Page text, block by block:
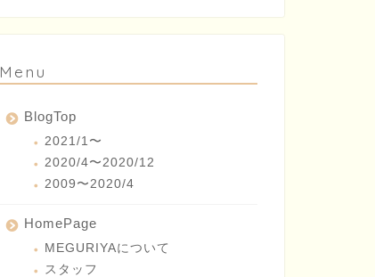
Menu
BlogTop
2021/1〜
2020/4〜2020/12
2009〜2020/4
HomePage
MEGURIYAについて
スタッフ